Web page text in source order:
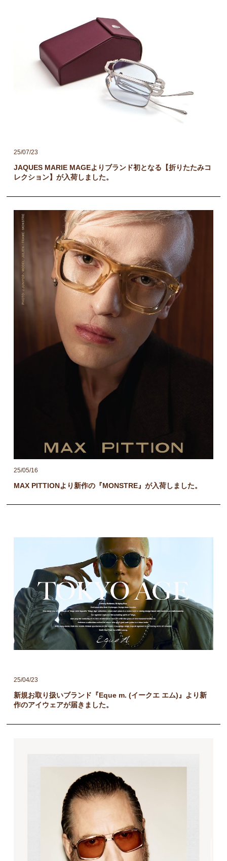
25/07/23
JAQUES MARIE MAGEよりブランド初となる【折りたたみコ
レクション】が入荷しました。
25/05/16
MAX PITTIONより新作の『MONSTRE』が入荷しました。
25/04/23
新規お取り扱いブランド『Eque m. (イークエ エム)』より新
作のアイウェアが届きました。